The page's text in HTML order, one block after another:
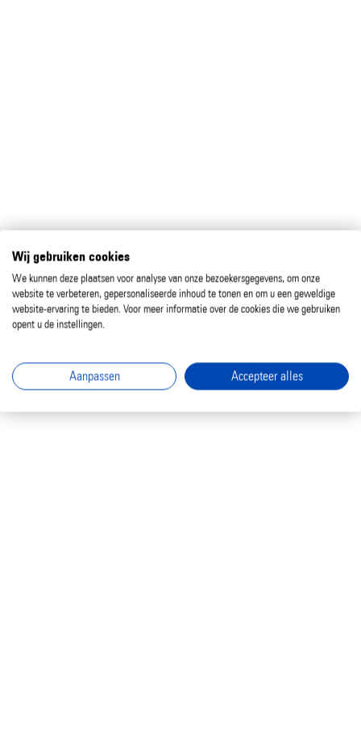
Wij gebruiken cookies
We kunnen deze plaatsen voor analyse van onze bezoekersgegevens, om onze
website te verbeteren, gepersonaliseerde inhoud te tonen en om u een geweldige
website-ervaring te bieden. Voor meer informatie over de cookies die we gebruiken
opent u de instellingen.
Aanpassen Accepteer alles